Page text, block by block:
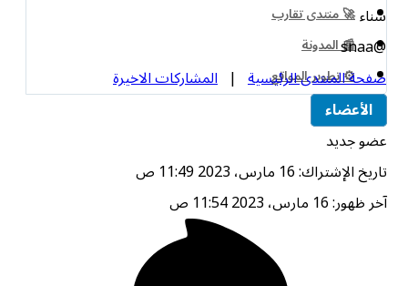
🚀 منتدى تقارب
📰 المدونة
⚙️ تطوير المواقع
سناء
@snaa
صفحة المنتدى الرئيسية| المشاركات الاخيرة
الأعضاء
عضو جديد
تاريخ الإشتراك: 16 مارس، 2023 11:49 ص
آخر ظهور: 16 مارس، 2023 11:54 ص